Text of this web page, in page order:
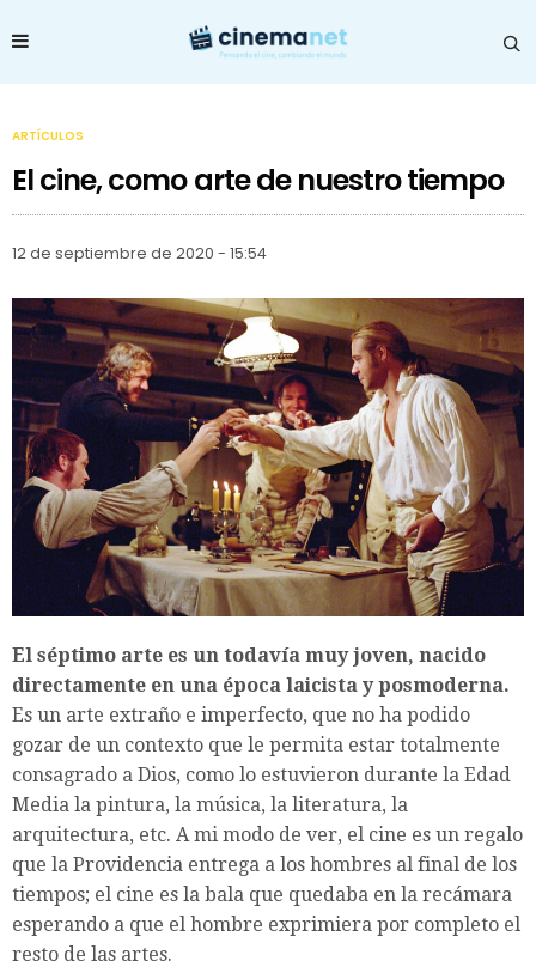
ARTÍCULOS
El cine, como arte de nuestro tiempo
12 de septiembre de 2020 - 15:54
El séptimo arte es un todavía muy joven, nacido
directamente en una época laicista y posmoderna.
Es un arte extraño e imperfecto, que no ha podido
gozar de un contexto que le permita estar totalmente
consagrado a Dios, como lo estuvieron durante la Edad
Media la pintura, la música, la literatura, la
arquitectura, etc. A mi modo de ver, el cine es un regalo
que la Providencia entrega a los hombres al final de los
tiempos; el cine es la bala que quedaba en la recámara
esperando a que el hombre exprimiera por completo el
resto de las artes.